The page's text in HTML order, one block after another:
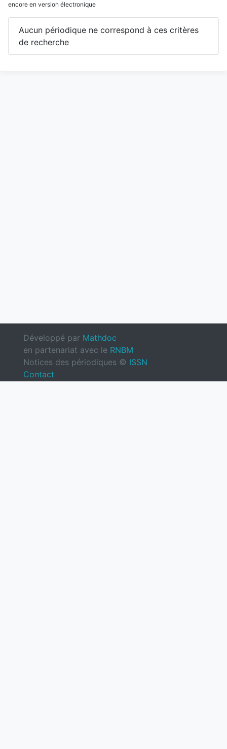
encore en version électronique
Aucun périodique ne correspond à ces critères
de recherche
Développé par Mathdoc
en partenariat avec le RNBM
Notices des périodiques © ISSN
Contact